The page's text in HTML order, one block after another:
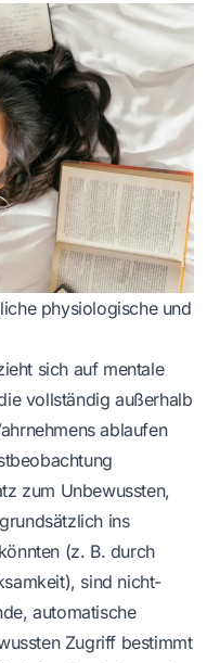
physiologische und
sich auf mentale
vollständig außerhalb
ablaufen
zum Unbewussten,
ins
(z. B. durch
sind nicht-
automatische
Zugriff bestimmt